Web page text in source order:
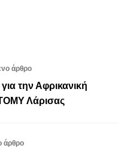
άρθρο
την Αφρικανική
Λάρισας
άρθρο